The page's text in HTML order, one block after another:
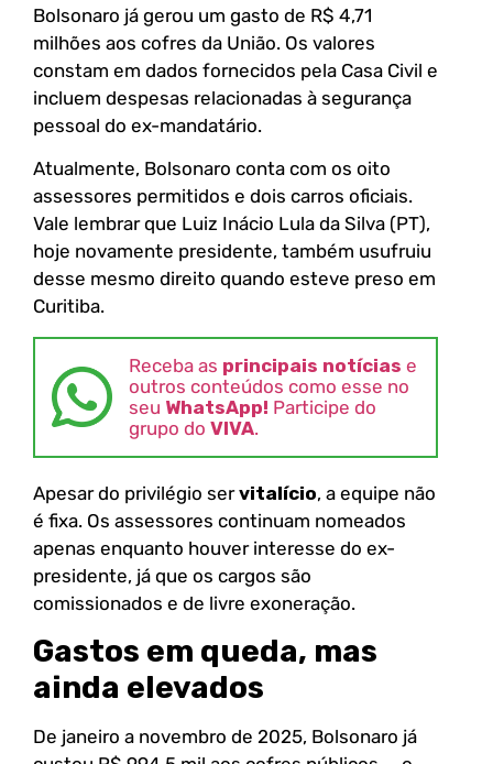
Bolsonaro já gerou um gasto de R$ 4,71
milhões aos cofres da União. Os valores
constam em dados fornecidos pela Casa Civil e
incluem despesas relacionadas à segurança
pessoal do ex-mandatário.
Atualmente, Bolsonaro conta com os oito
assessores permitidos e dois carros oficiais.
Vale lembrar que Luiz Inácio Lula da Silva (PT),
hoje novamente presidente, também usufruiu
desse mesmo direito quando esteve preso em
Curitiba.
Receba as principais notícias e
outros conteúdos como esse no
seu WhatsApp! Participe do
grupo do VIVA.
Apesar do privilégio servitalício, a equipe não
é fixa. Os assessores continuam nomeados
apenas enquanto houver interesse do ex-
presidente, já que os cargos são
comissionados e de livre exoneração.
Gastos em queda, mas
ainda elevados
De janeiro a novembro de 2025, Bolsonaro já